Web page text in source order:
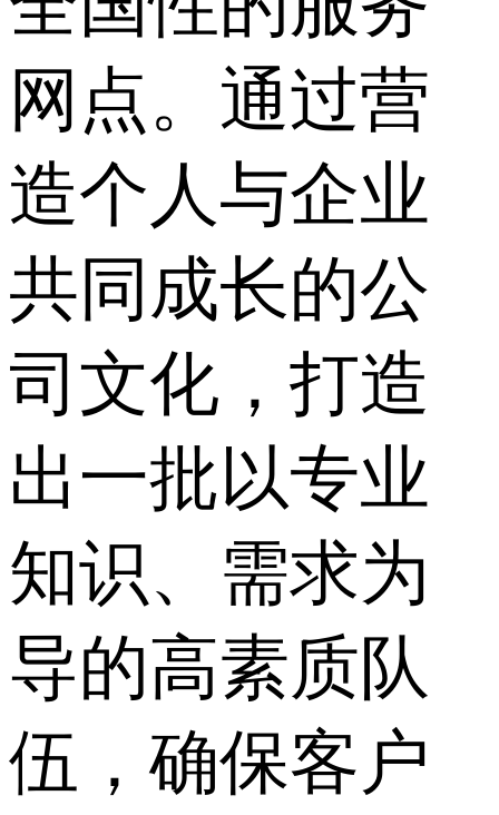
网点。通过营
造个人与企业
共同成长的公
司文化，打造
出一批以专业
知识、需求为
导的高素质队
伍，确保客户